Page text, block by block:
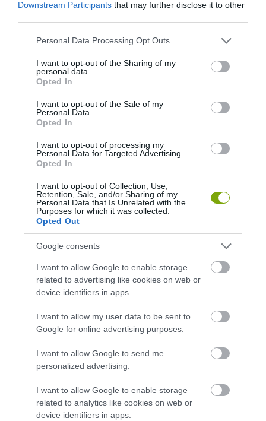
Downstream Participants that may further disclose it to other
Please note that this website/app uses one or more Google
not limited to your visit or usage behaviour. You may click to
grant or deny consent to Google and its third-party tags to
use your data for below specified purposes in below Google
consent section.
Personal Data Processing Opt Outs
I want to opt-out of the Sharing of my
personal data.
Opted In
I want to opt-out of the Sale of my
Personal Data.
Opted In
I want to opt-out of processing my
Personal Data for Targeted Advertising.
Opted In
I want to opt-out of Collection, Use,
Retention, Sale, and/or Sharing of my
Personal Data that Is Unrelated with the
Purposes for which it was collected.
Opted Out
Google consents
I want to allow Google to enable storage
related to advertising like cookies on web or
device identifiers in apps.
I want to allow my user data to be sent to
Google for online advertising purposes.
I want to allow Google to send me
personalized advertising.
I want to allow Google to enable storage
related to analytics like cookies on web or
device identifiers in apps.